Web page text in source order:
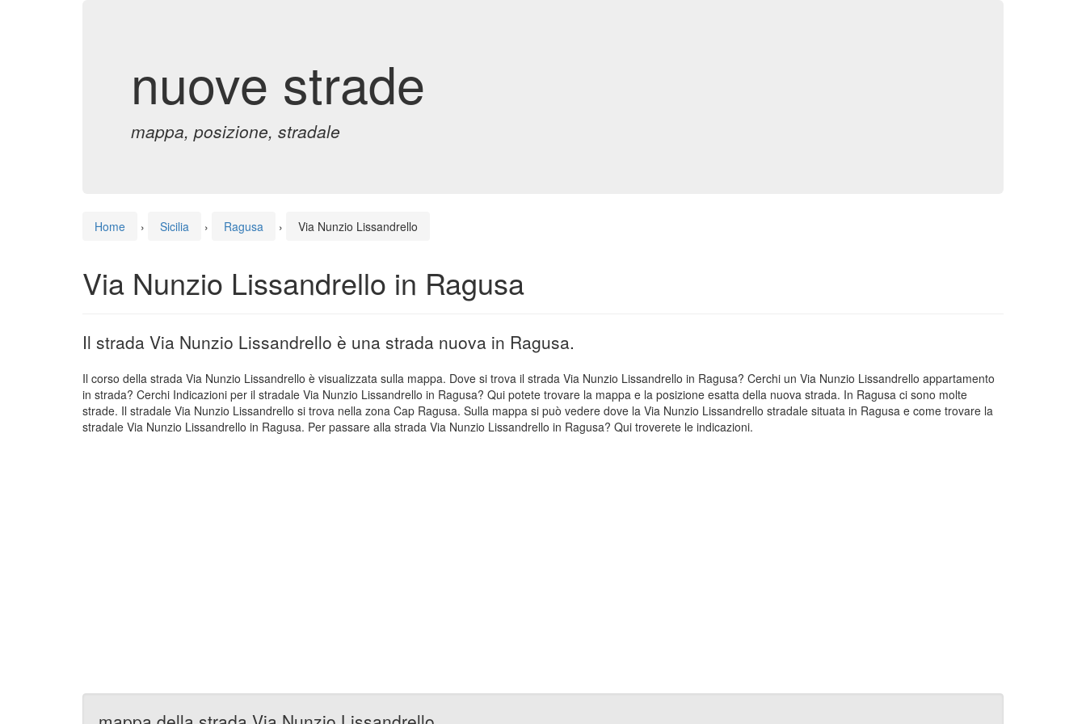
nuove strade
mappa, posizione, stradale
Home › Sicilia › Ragusa › Via Nunzio Lissandrello
Via Nunzio Lissandrello in Ragusa
Il strada Via Nunzio Lissandrello è una strada nuova in Ragusa.
Il corso della strada Via Nunzio Lissandrello è visualizzata sulla mappa. Dove si trova il strada Via Nunzio Lissandrello in Ragusa? Cerchi un Via Nunzio Lissandrello appartamento
in strada? Cerchi Indicazioni per il stradale Via Nunzio Lissandrello in Ragusa? Qui potete trovare la mappa e la posizione esatta della nuova strada. In Ragusa ci sono molte
strade. Il stradale Via Nunzio Lissandrello si trova nella zona Cap Ragusa. Sulla mappa si può vedere dove la Via Nunzio Lissandrello stradale situata in Ragusa e come trovare la
stradale Via Nunzio Lissandrello in Ragusa. Per passare alla strada Via Nunzio Lissandrello in Ragusa? Qui troverete le indicazioni.